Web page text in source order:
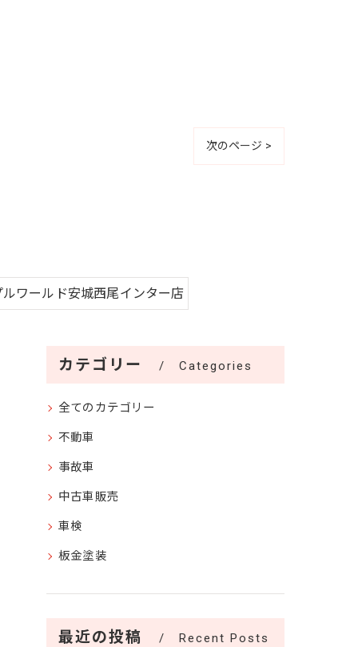
次のページ >
ワールド安城西尾インター店
カテゴリー Categories
全てのカテゴリー
不動車
事故車
中古車販売
車検
板金塗装
最近の投稿 Recent Posts